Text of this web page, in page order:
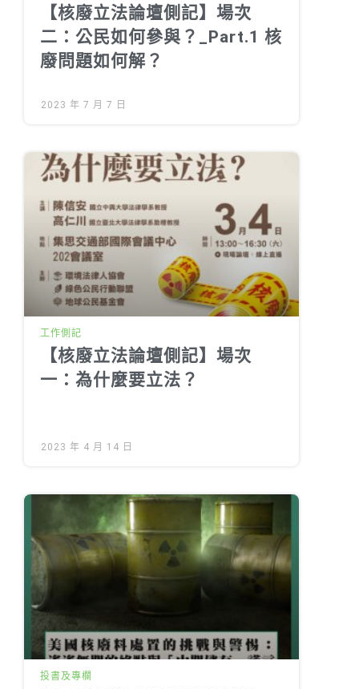
【核廢立法論壇側記】場次
二：公民如何參與？_Part.1 核
廢問題如何解？
2023 年 7 月 7 日
工作側記
【核廢立法論壇側記】場次
一：為什麼要立法？
2023 年 4 月 14 日
投書及專欄